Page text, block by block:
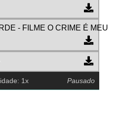
VERDE - FILME O CRIME É MEU
1x Pausado